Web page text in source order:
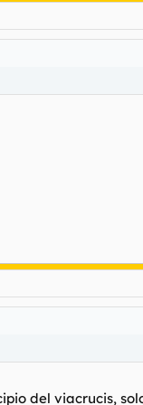
del viacrucis,